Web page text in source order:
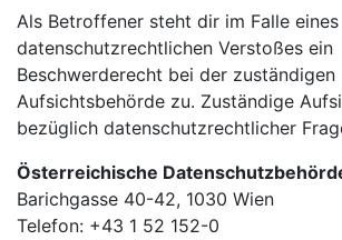
Als Betroffener steht dir im Falle eines
datenschutzrechtlichen Verstoßes ein
Beschwerderecht bei der zuständigen
Aufsichtsbehörde zu. Zuständige
bezüglich datenschutzrechtlicher
Österreichische
Barichgasse 40-42, 1030 Wien
Telefon: +43 1 52 152-0